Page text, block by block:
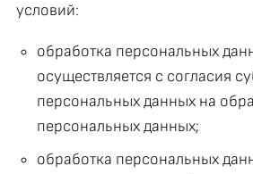
условий:
обработка персональных
осуществляется с согласия
персональных данных на
персональных данных;
обработка персональных